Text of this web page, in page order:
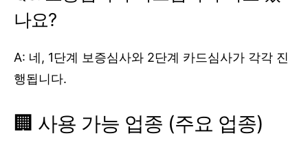
나요?
A: 네, 1단계 보증심사와 2단계 카드심사가 각각 진
행됩니다.
🏢 사용 가능 업종 (주요 업종)